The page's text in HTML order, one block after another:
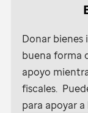
Donar bienes
buena forma
apoyo
fiscales.
para apoyar